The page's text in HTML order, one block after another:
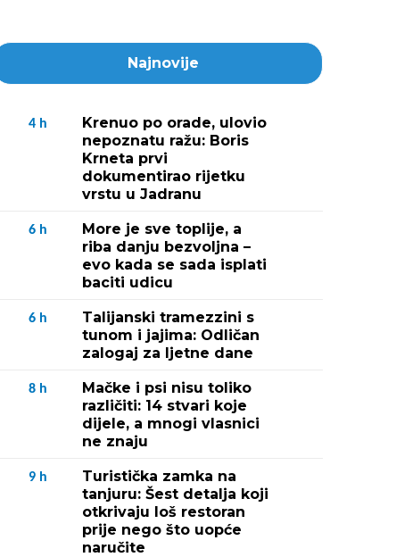
Najnovije
4 h
Krenuo po orade, ulovio
nepoznatu ražu: Boris
Krneta prvi
dokumentirao rijetku
vrstu u Jadranu
6 h
More je sve toplije, a
riba danju bezvoljna –
evo kada se sada isplati
baciti udicu
6 h
Talijanski tramezzini s
tunom i jajima: Odličan
zalogaj za ljetne dane
8 h
Mačke i psi nisu toliko
različiti: 14 stvari koje
dijele, a mnogi vlasnici
ne znaju
9 h
Turistička zamka na
tanjuru: Šest detalja koji
otkrivaju loš restoran
prije nego što uopće
naručite